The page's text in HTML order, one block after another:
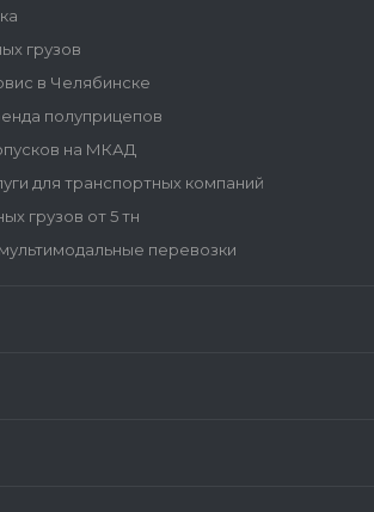
грузов
в Челябинске
полуприцепов
на МКАД
для транспортных компаний
грузов от 5 тн
перевозки